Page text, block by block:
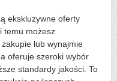
ekskluzywne oferty
temu możesz
lub wynajmie
oferuje szeroki wybór
standardy jakości. To